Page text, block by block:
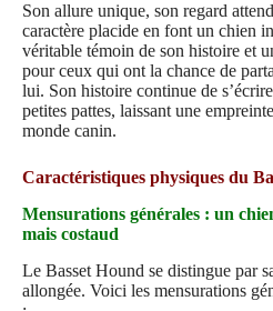
Son allure unique, son regard
caractère placide en font un chien
véritable témoin de son histoire et
pour ceux qui ont la chance de
lui. Son histoire continue de
petites pattes, laissant une
monde canin.
Caractéristiques physiques du
Mensurations générales : un
mais costaud
Le Basset Hound se distingue par
allongée. Voici les mensurations